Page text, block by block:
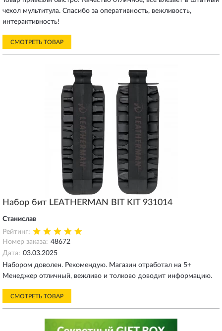
чехол мультитула. Спасибо за оперативность, вежливость,
интерактивность!
СМОТРЕТЬ ТОВАР
Набор бит LEATHERMAN BIT KIT 931014
Станислав
Рейтинг:
Номер заказа: 48672
Дата: 03.03.2025
Набором доволен. Рекомендую. Магазин отработал на 5+
Менеджер отличный, вежливо и толково доводит информацию.
СМОТРЕТЬ ТОВАР